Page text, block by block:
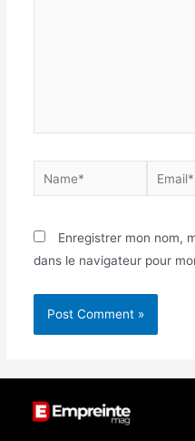
Enregistrer mon nom,
dans le navigateur pour